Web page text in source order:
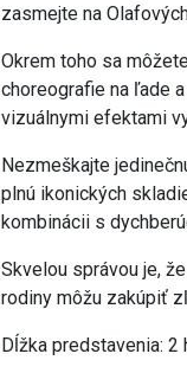
zasmejte na
Okrem toho sa
choreografie na ľade
vizuálnymi efektami
Nezmeškajte
plnú ikonických
kombinácii s
Skvelou správou je,
rodiny môžu zakúpiť
Dĺžka predstavenia: